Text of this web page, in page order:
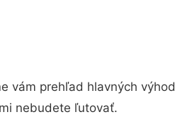
vám prehľad hlavných
nebudete ľutovať.